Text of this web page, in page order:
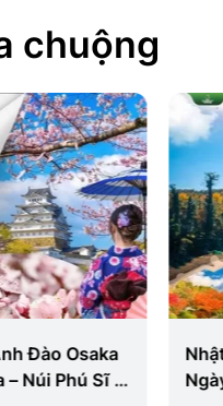
chuộng
Osaka
Sĩ –
Nhật
Ngày 5